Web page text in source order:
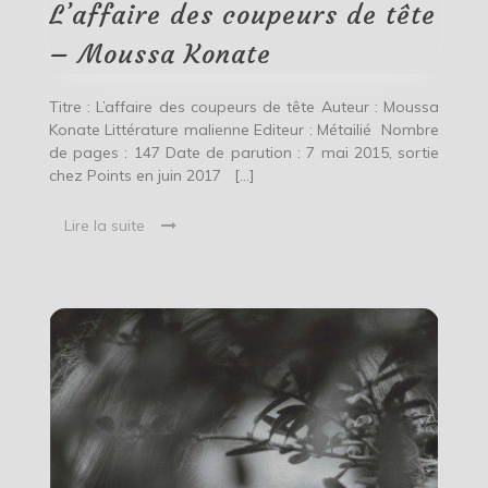
Moussa
L’affaire des coupeurs de tête
– Moussa Konate
Titre : L’affaire des coupeurs de tête Auteur : Moussa
Konate Littérature malienne Editeur : Métailié Nombre
de pages : 147 Date de parution : 7 mai 2015, sortie
chez Points en juin 2017 […]
Lire la suite